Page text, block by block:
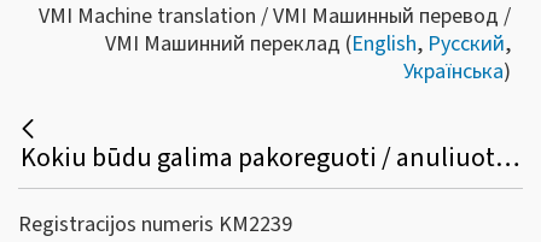
VMI Machine translation / VMI Машинный перевод /
VMI Машинний переклад (English, Русский,
Українська)
Kokiu būdu galima pakoreguoti / anuliuoti jau išrašytą PVM sąskaitą faktūrą /sąskaitą faktūrą ir kitus pajamų ir išlaidų dokumentus?
Registracijos numeris KM2239